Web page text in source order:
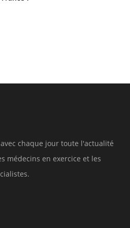
chaque jour toute l'actualité
médecins en exercice et les